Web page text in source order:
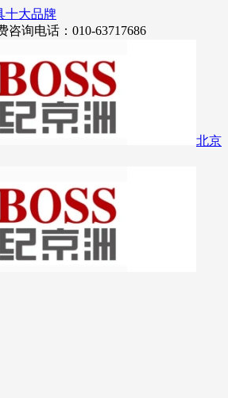
十大品牌
咨询电话：010-63717686
北京